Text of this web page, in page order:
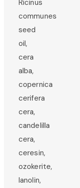
Ricinus
communes
seed
oil,
cera
alba,
copernica
cerifera
cera,
candelilla
cera,
ceresin,
ozokerite,
lanolin,